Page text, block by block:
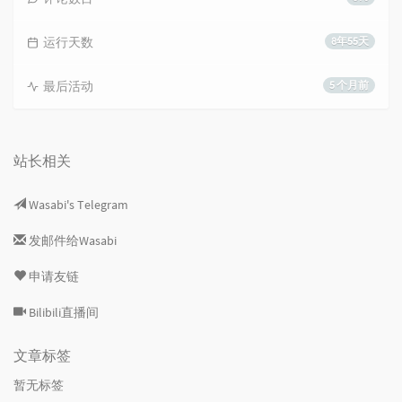
8年55天
运行天数
5 个月前
最后活动
站长相关
Wasabi's Telegram
发邮件给Wasabi
申请友链
Bilibili直播间
文章标签
暂无标签